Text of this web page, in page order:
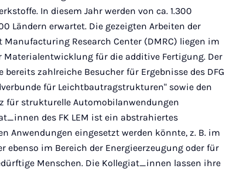
In diesem Jahr werden von ca. 1.300
Ländern erwartet. Die gezeigten Arbeiten der
Research Center (DMRC) liegen im
Materialentwicklung für die additive Fertigung. Der
zahlreiche Besucher für Ergebnisse des DFG
für Leichtbautragstrukturen" sowie den
für strukturelle Automobilanwendungen
des FK LEM ist ein abstrahiertes
Anwendungen eingesetzt werden könnte, z. B. im
ebenso im Bereich der Energieerzeugung oder für
Menschen. Die Kollegiat_innen lassen ihre